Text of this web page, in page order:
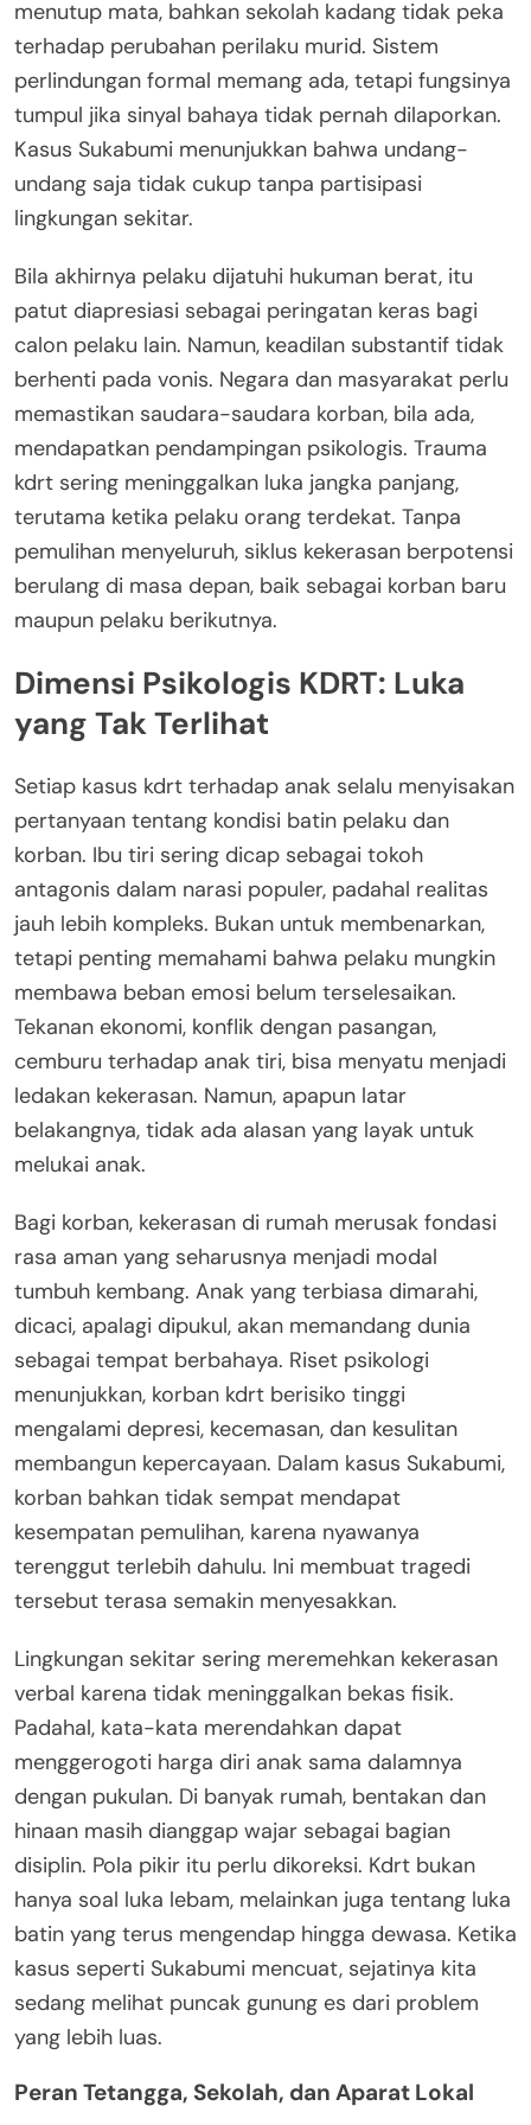
menutup mata, bahkan sekolah kadang tidak peka
terhadap perubahan perilaku murid. Sistem
perlindungan formal memang ada, tetapi fungsinya
tumpul jika sinyal bahaya tidak pernah dilaporkan.
Kasus Sukabumi menunjukkan bahwa undang-
undang saja tidak cukup tanpa partisipasi
lingkungan sekitar.
Bila akhirnya pelaku dijatuhi hukuman berat, itu
patut diapresiasi sebagai peringatan keras bagi
calon pelaku lain. Namun, keadilan substantif tidak
berhenti pada vonis. Negara dan masyarakat perlu
memastikan saudara-saudara korban, bila ada,
mendapatkan pendampingan psikologis. Trauma
kdrt sering meninggalkan luka jangka panjang,
terutama ketika pelaku orang terdekat. Tanpa
pemulihan menyeluruh, siklus kekerasan berpotensi
berulang di masa depan, baik sebagai korban baru
maupun pelaku berikutnya.
Dimensi Psikologis KDRT: Luka
yang Tak Terlihat
Setiap kasus kdrt terhadap anak selalu menyisakan
pertanyaan tentang kondisi batin pelaku dan
korban. Ibu tiri sering dicap sebagai tokoh
antagonis dalam narasi populer, padahal realitas
jauh lebih kompleks. Bukan untuk membenarkan,
tetapi penting memahami bahwa pelaku mungkin
membawa beban emosi belum terselesaikan.
Tekanan ekonomi, konflik dengan pasangan,
cemburu terhadap anak tiri, bisa menyatu menjadi
ledakan kekerasan. Namun, apapun latar
belakangnya, tidak ada alasan yang layak untuk
melukai anak.
Bagi korban, kekerasan di rumah merusak fondasi
rasa aman yang seharusnya menjadi modal
tumbuh kembang. Anak yang terbiasa dimarahi,
dicaci, apalagi dipukul, akan memandang dunia
sebagai tempat berbahaya. Riset psikologi
menunjukkan, korban kdrt berisiko tinggi
mengalami depresi, kecemasan, dan kesulitan
membangun kepercayaan. Dalam kasus Sukabumi,
korban bahkan tidak sempat mendapat
kesempatan pemulihan, karena nyawanya
terenggut terlebih dahulu. Ini membuat tragedi
tersebut terasa semakin menyesakkan.
Lingkungan sekitar sering meremehkan kekerasan
verbal karena tidak meninggalkan bekas fisik.
Padahal, kata-kata merendahkan dapat
menggerogoti harga diri anak sama dalamnya
dengan pukulan. Di banyak rumah, bentakan dan
hinaan masih dianggap wajar sebagai bagian
disiplin. Pola pikir itu perlu dikoreksi. Kdrt bukan
hanya soal luka lebam, melainkan juga tentang luka
batin yang terus mengendap hingga dewasa. Ketika
kasus seperti Sukabumi mencuat, sejatinya kita
sedang melihat puncak gunung es dari problem
yang lebih luas.
Peran Tetangga, Sekolah, dan Aparat Lokal